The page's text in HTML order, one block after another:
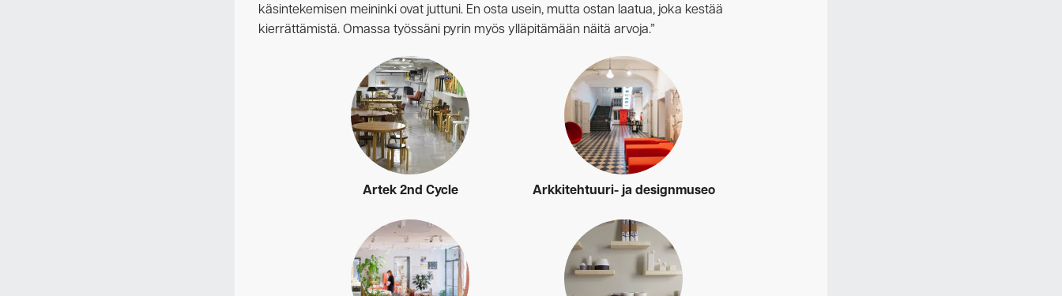
käsintekemisen meininki ovat juttuni. En osta usein, mutta ostan laatua, joka kestää
kierrättämistä. Omassa työssäni pyrin myös ylläpitämään näitä arvoja.”
Artek 2nd Cycle Arkkitehtuuri- ja designmuseo